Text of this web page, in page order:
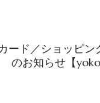
ード／ショッピン
のお知らせ【